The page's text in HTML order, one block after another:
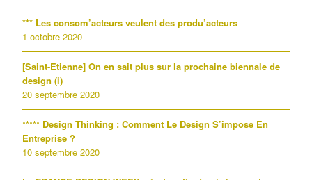
*** Les consom’acteurs veulent des produ’acteurs
1 octobre 2020
[Saint-Etienne] On en sait plus sur la prochaine biennale de
design (i)
20 septembre 2020
***** Design Thinking : Comment Le Design S’impose En
Entreprise ?
10 septembre 2020